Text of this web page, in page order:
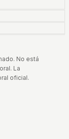
No está
La
oficial.